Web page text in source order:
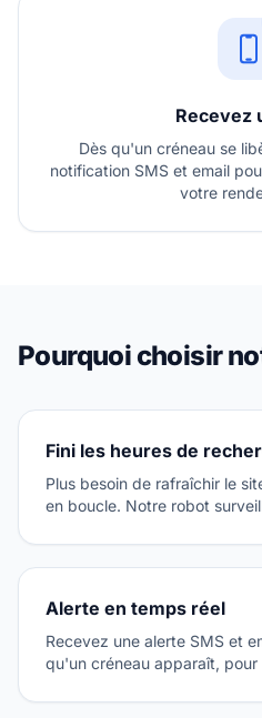
Recevez
Dès qu'un créneau se
notification SMS et email
votre
Pourquoi choisir
Fini les heures de
Plus besoin de rafraîchir le
en boucle. Notre robot
Alerte en temps réel
Recevez une alerte SMS et
qu'un créneau apparaît,